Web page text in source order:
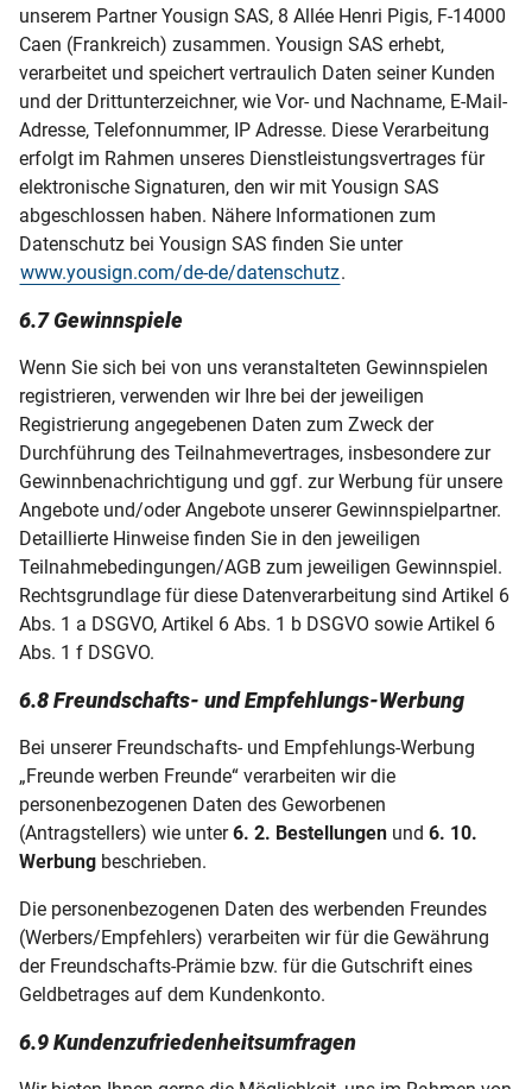
unserem Partner Yousign SAS, 8 Allée Henri Pigis, F-14000
Caen (Frankreich) zusammen. Yousign SAS erhebt,
verarbeitet und speichert vertraulich Daten seiner Kunden
und der Drittunterzeichner, wie Vor- und Nachname, E-Mail-
Adresse, Telefonnummer, IP Adresse. Diese Verarbeitung
erfolgt im Rahmen unseres Dienstleistungsvertrages für
elektronische Signaturen, den wir mit Yousign SAS
abgeschlossen haben. Nähere Informationen zum
Datenschutz bei Yousign SAS finden Sie unter
www.yousign.com/de-de/datenschutz.
6.7 Gewinnspiele
Wenn Sie sich bei von uns veranstalteten Gewinnspielen
registrieren, verwenden wir Ihre bei der jeweiligen
Registrierung angegebenen Daten zum Zweck der
Durchführung des Teilnahmevertrages, insbesondere zur
Gewinnbenachrichtigung und ggf. zur Werbung für unsere
Angebote und/oder Angebote unserer Gewinnspielpartner.
Detaillierte Hinweise finden Sie in den jeweiligen
Teilnahmebedingungen/AGB zum jeweiligen Gewinnspiel.
Rechtsgrundlage für diese Datenverarbeitung sind Artikel 6
Abs. 1 a DSGVO, Artikel 6 Abs. 1 b DSGVO sowie Artikel 6
Abs. 1 f DSGVO.
6.8 Freundschafts- und Empfehlungs-Werbung
Bei unserer Freundschafts- und Empfehlungs-Werbung
„Freunde werben Freunde“ verarbeiten wir die
personenbezogenen Daten des Geworbenen
(Antragstellers) wie unter6. 2. Bestellungen und 6. 10.
Werbung beschrieben.
Die personenbezogenen Daten des werbenden Freundes
(Werbers/Empfehlers) verarbeiten wir für die Gewährung
der Freundschafts-Prämie bzw. für die Gutschrift eines
Geldbetrages auf dem Kundenkonto.
6.9 Kundenzufriedenheitsumfragen